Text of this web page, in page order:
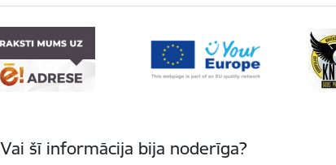
Vai šī informācija bija noderīga?